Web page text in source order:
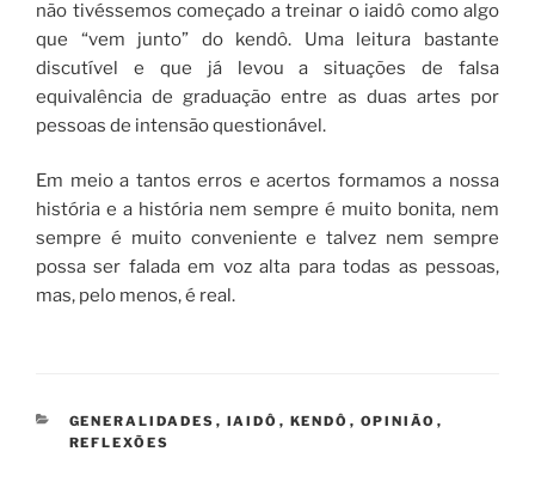
não tivéssemos começado a treinar o iaidô como algo
que “vem junto” do kendô. Uma leitura bastante
discutível e que já levou a situações de falsa
equivalência de graduação entre as duas artes por
pessoas de intensão questionável.
Em meio a tantos erros e acertos formamos a nossa
história e a história nem sempre é muito bonita, nem
sempre é muito conveniente e talvez nem sempre
possa ser falada em voz alta para todas as pessoas,
mas, pelo menos, é real.
CATEGORIAS
GENERALIDADES , IAIDÔ , KENDÔ , OPINIÃO ,
REFLEXÕES